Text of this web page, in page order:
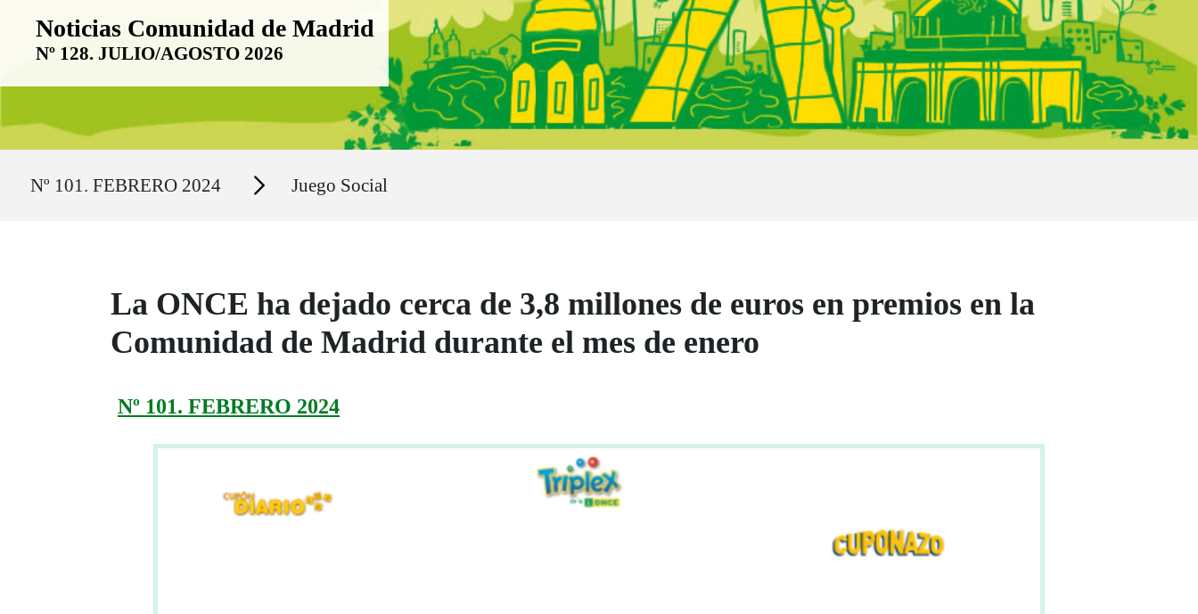
Boletín Noticias Comunidad de Madrid
Noticias Comunidad de Madrid
Nº 128. JULIO/AGOSTO 2026
Nº 101. FEBRERO 2024 Secciones Juego Social
La ONCE ha dejado cerca de 3,8 millones de euros en premios en la
Comunidad de Madrid durante el mes de enero
Nº 101. FEBRERO 2024